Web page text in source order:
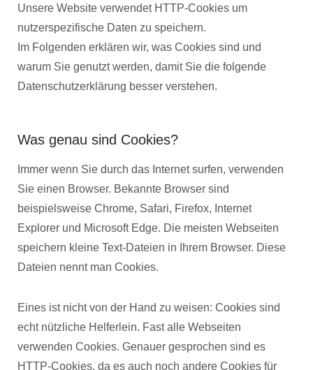
Unsere Website verwendet HTTP-Cookies um
nutzerspezifische Daten zu speichern.
Im Folgenden erklären wir, was Cookies sind und
warum Sie genutzt werden, damit Sie die folgende
Datenschutzerklärung besser verstehen.
Was genau sind Cookies?
Immer wenn Sie durch das Internet surfen, verwenden
Sie einen Browser. Bekannte Browser sind
beispielsweise Chrome, Safari, Firefox, Internet
Explorer und Microsoft Edge. Die meisten Webseiten
speichern kleine Text-Dateien in Ihrem Browser. Diese
Dateien nennt man Cookies.
Eines ist nicht von der Hand zu weisen: Cookies sind
echt nützliche Helferlein. Fast alle Webseiten
verwenden Cookies. Genauer gesprochen sind es
HTTP-Cookies, da es auch noch andere Cookies für